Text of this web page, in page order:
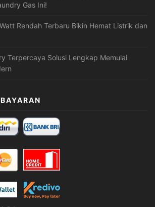
Gas Ini!
Rendah Terbaru Bikin Hemat Listrik dan
Terpercaya Solusi Lengkap Memulai